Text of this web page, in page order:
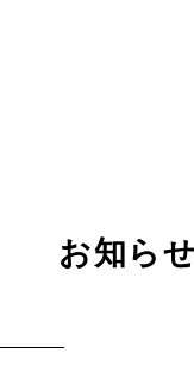
お知らせ